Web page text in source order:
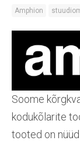
Amphion
Soome
kodukõlarite
tooted on